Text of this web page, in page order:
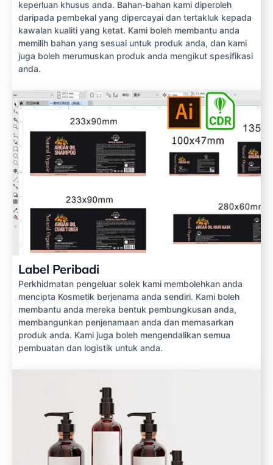
keperluan khusus anda. Bahan-bahan kami diperoleh
daripada pembekal yang dipercayai dan tertakluk kepada
kawalan kualiti yang ketat. Kami boleh membantu anda
memilih bahan yang sesuai untuk produk anda, dan kami
juga boleh merumuskan produk anda mengikut spesifikasi
anda.
Label Peribadi
Perkhidmatan pengeluar solek kami membolehkan anda
mencipta Kosmetik berjenama anda sendiri. Kami boleh
membantu anda mereka bentuk pembungkusan anda,
membangunkan penjenamaan anda dan memasarkan
produk anda. Kami juga boleh mengendalikan semua
pembuatan dan logistik untuk anda.